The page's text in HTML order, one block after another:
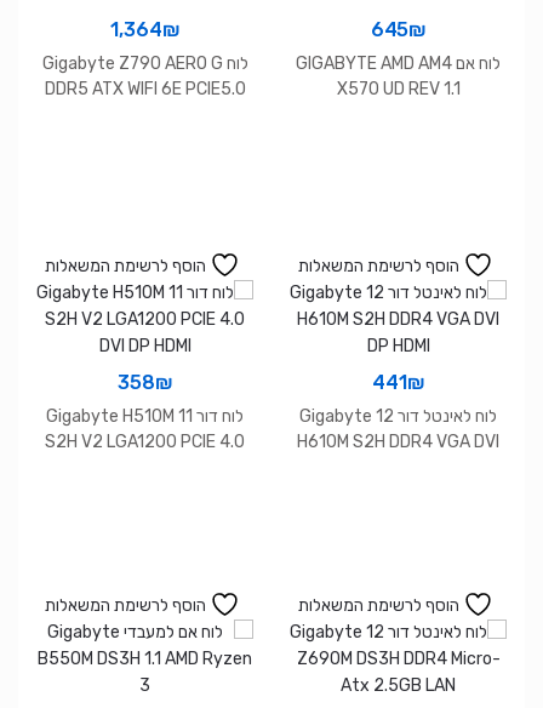
645₪
לוח אם GIGABYTE AMD AM4
X570 UD REV 1.1
1,364₪
לוח Gigabyte Z790 AERO G
DDR5 ATX WIFI 6E PCIE5.0
הוסף לרשימת המשאלות
441₪
לוח לאינטל דור 12 Gigabyte
H610M S2H DDR4 VGA DVI
הוסף לרשימת המשאלות
358₪
לוח דור 11 Gigabyte H510M
S2H V2 LGA1200 PCIE 4.0
הוסף לרשימת המשאלות הוסף לרשימת המשאלות